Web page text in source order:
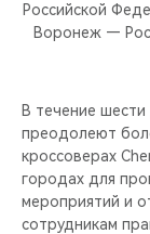
СЕДАНЫ
CHERY CONNECT
ЛЮДИ CHERY
CHERY REMOTE
CHERY И СПОРТ
Российской
Воронеж —
В течение
преодолеют
кроссоверах
городах для
мероприятий и
сотрудникам